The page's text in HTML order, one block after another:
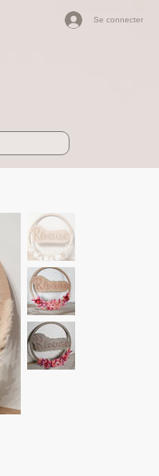
Se connecter